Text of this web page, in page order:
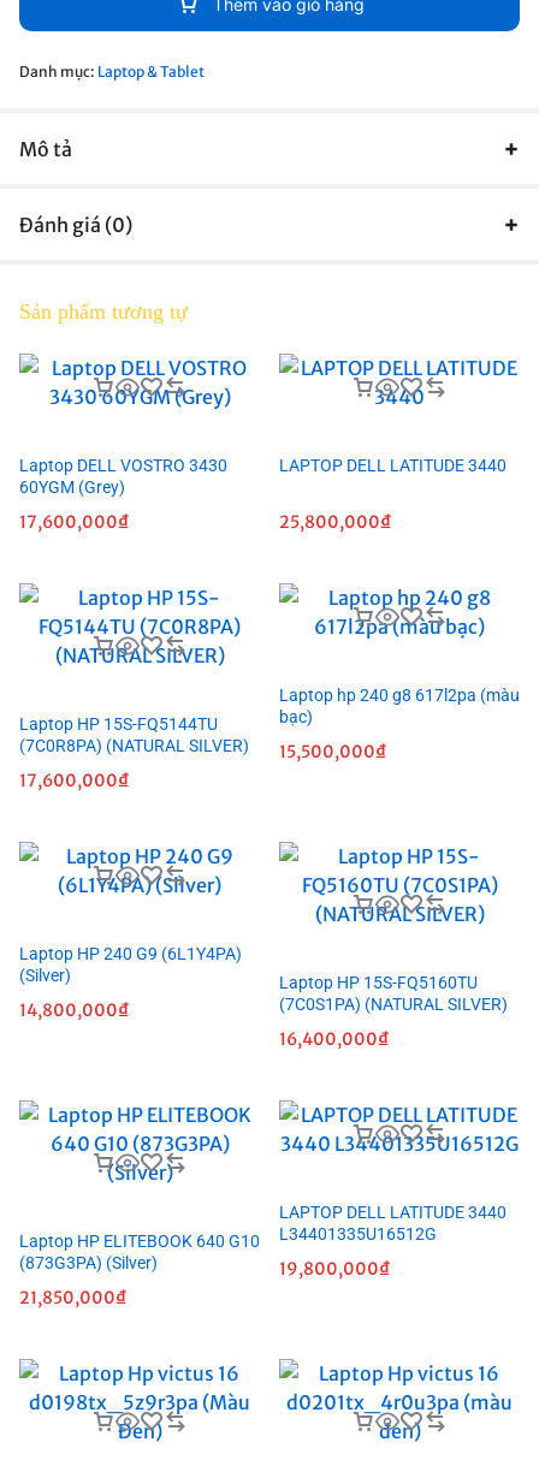
Thêm vào giỏ hàng
Danh mục: Laptop & Tablet
Mô tả
Đánh giá (0)
Sản phẩm tương tự
Laptop DELL VOSTRO 3430
60YGM (Grey)
17,600,000₫
LAPTOP DELL LATITUDE 3440
25,800,000₫
Laptop HP 15S-FQ5144TU
(7C0R8PA) (NATURAL SILVER)
17,600,000₫
Laptop hp 240 g8 617l2pa (màu
bạc)
15,500,000₫
Laptop HP 240 G9 (6L1Y4PA)
(Silver)
14,800,000₫
Laptop HP 15S-FQ5160TU
(7C0S1PA) (NATURAL SILVER)
16,400,000₫
Laptop HP ELITEBOOK 640 G10
(873G3PA) (Silver)
21,850,000₫
LAPTOP DELL LATITUDE 3440
L34401335U16512G
19,800,000₫